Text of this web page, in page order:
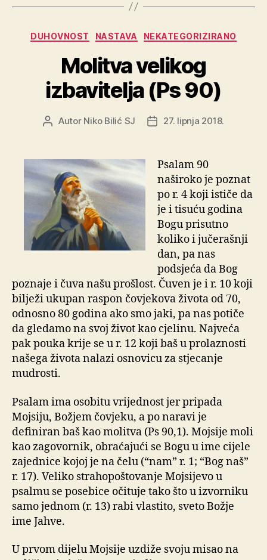
Kategorije
DUHOVNOST NASTAVA NEKATEGORIZIRANO
Molitva velikog
izbavitelja (Ps 90)
AutorAutor Niko Bilić SJ
Datum
27. lipnja 2018.
Psalam 90
naširoko je poznat
po r. 4 koji ističe da
je i tisuću godina
Bogu prisutno
koliko i jučerašnji
dan, pa nas
podsjeća da Bog
poznaje i čuva našu prošlost. Čuven je i r. 10 koji
bilježi ukupan raspon čovjekova života od 70,
odnosno 80 godina ako smo jaki, pa nas potiče
da gledamo na svoj život kao cjelinu. Najveća
pak pouka krije se u r. 12 koji baš u prolaznosti
našega života nalazi osnovicu za stjecanje
mudrosti.
Psalam ima osobitu vrijednost jer pripada
Mojsiju, Božjem čovjeku, a po naravi je
definiran baš kao molitva (Ps 90,1). Mojsije moli
kao zagovornik, obraćajući se Bogu u ime cijele
zajednice kojoj je na čelu (“nam” r. 1; “Bog naš”
r. 17). Veliko strahopoštovanje Mojsijevo u
psalmu se posebice očituje tako što u izvorniku
samo jednom (r. 13) rabi vlastito, sveto Božje
ime Jahve.
U prvom dijelu Mojsije uzdiže svoju misao na